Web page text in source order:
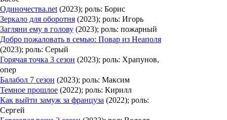
Одиночества.net (2023); роль: Борис
Зеркало для оборотня (2023); роль: Игорь
Загляни ему в голову (2023); роль: пожарный
Добро пожаловать в семью: Повар из Неаполя
(2023); роль: Серый
Горячая точка 3 сезон (2023); роль: Храпунов,
опер
Балабол 7 сезон (2023); роль: Максим
Темное прошлое (2022); роль: Кирилл
Как выйти замуж за француза (2022); роль:
Сергей